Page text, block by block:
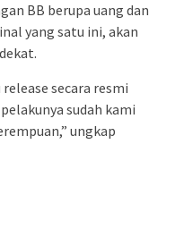
BB berupa uang dan
yang satu ini, akan
secara resmi
sudah kami
ungkap